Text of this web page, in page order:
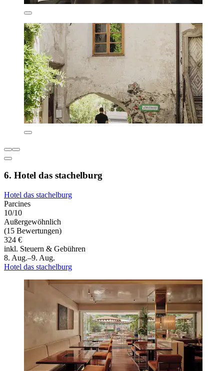
6. Hotel das stachelburg
Hotel das stachelburg
Parcines
10/10
Außergewöhnlich
(15 Bewertungen)
324 €
inkl. Steuern & Gebühren
8. Aug.–9. Aug.
Hotel das stachelburg